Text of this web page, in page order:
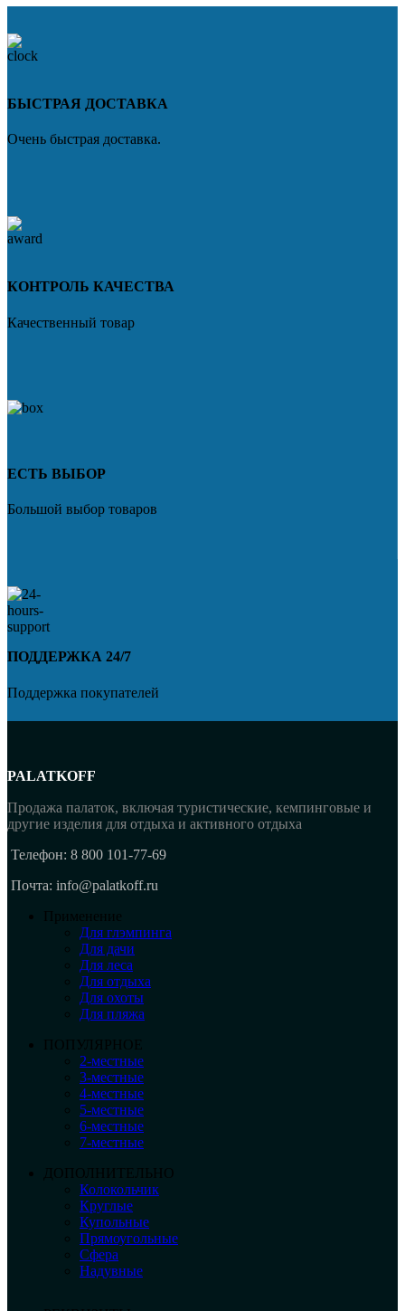
БЫСТРАЯ ДОСТАВКА
Очень быстрая доставка.
КОНТРОЛЬ КАЧЕСТВА
Качественный товар
ЕСТЬ ВЫБОР
Большой выбор товаров
ПОДДЕРЖКА 24/7
Поддержка покупателей
PALATKOFF
Продажа палаток, включая туристические, кемпинговые и
другие изделия для отдыха и активного отдыха
Телефон: 8 800 101-77-69
Почта: info@palatkoff.ru
Применение
Для глэмпинга
Для дачи
Для леса
Для отдыха
Для охоты
Для пляжа
ПОПУЛЯРНОЕ
2-местные
3-местные
4-местные
5-местные
6-местные
7-местные
ДОПОЛНИТЕЛЬНО
Колокольчик
Круглые
Купольные
Прямоугольные
Сфера
Надувные